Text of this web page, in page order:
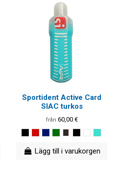
Sportident Active Card
SIAC turkos
från 60,00 €
Lägg till i varukorgen